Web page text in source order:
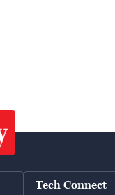
Tech Connect